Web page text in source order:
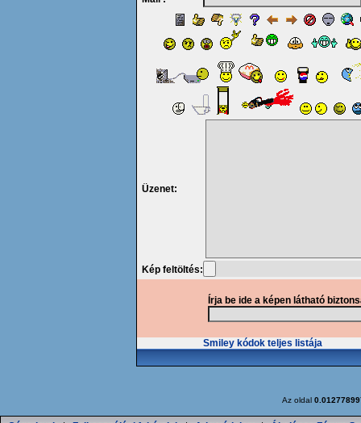
Üzenet:
Kép feltöltés:
Írja be ide a képen látható
Smiley kódok teljes listája
Az oldal